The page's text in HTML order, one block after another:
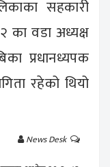
सहकारी
का वडा अध्यक्ष
प्रधानध्यपक
रहेको थियो
News Desk